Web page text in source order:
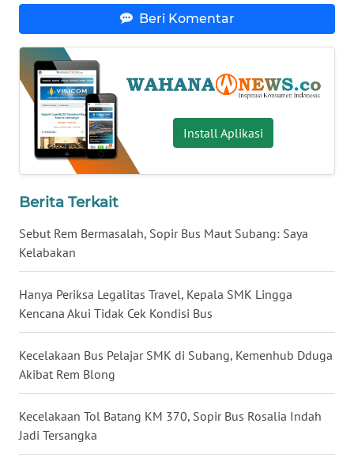
Beri Komentar
Install Aplikasi
Berita Terkait
Sebut Rem Bermasalah, Sopir Bus Maut Subang: Saya
Kelabakan
Hanya Periksa Legalitas Travel, Kepala SMK Lingga
Kencana Akui Tidak Cek Kondisi Bus
Kecelakaan Bus Pelajar SMK di Subang, Kemenhub Dduga
Akibat Rem Blong
Kecelakaan Tol Batang KM 370, Sopir Bus Rosalia Indah
Jadi Tersangka
WN
SUMBAR
WN
SUMSEL
WN
WN
LAMPUNG
WN
JATENG
WN
NUSANTARA
WN